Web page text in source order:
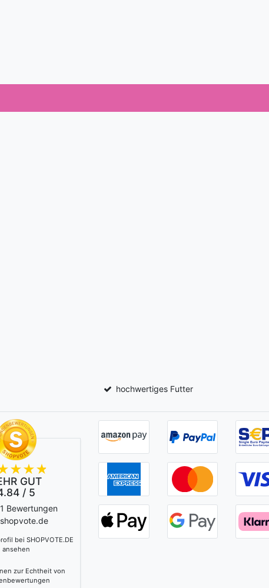
hochwertiges Futter
GUT
/ 5
Bewertungen
bei SHOPVOTE.DE
ansehen
zur Echtheit von